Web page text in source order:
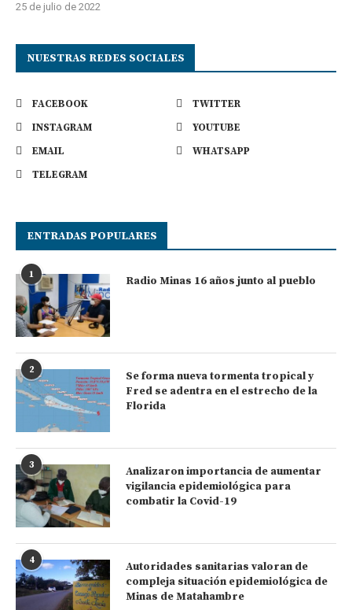
25 de julio de 2022
NUESTRAS REDES SOCIALES
FACEBOOK
TWITTER
INSTAGRAM
YOUTUBE
EMAIL
WHATSAPP
TELEGRAM
ENTRADAS POPULARES
1 Radio Minas 16 años junto al pueblo
2
Se forma nueva tormenta tropical y
Fred se adentra en el estrecho de la
Florida
3
Analizaron importancia de aumentar
vigilancia epidemiológica para
combatir la Covid-19
4
Autoridades sanitarias valoran de
compleja situación epidemiológica de
Minas de Matahambre